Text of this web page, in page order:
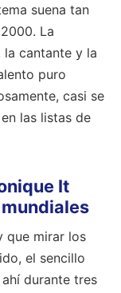
suena tan
La
la cantante y la
puro
casi se
las listas de
It
mundiales
que mirar los
el sencillo
durante tres